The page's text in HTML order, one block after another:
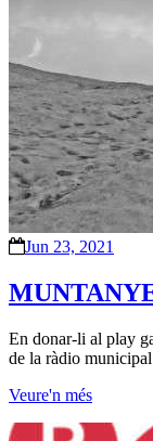
Jun 23, 2021
En donar-li al play
de la ràdio
Veure'n més